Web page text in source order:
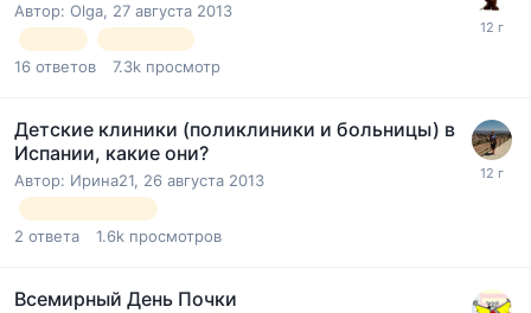
Автор: Olga, 27 августа 2013
16 ответов 7.3k просмотр
Детские клиники (поликлиники и больницы) в
Испании, какие они?
Автор: Ирина21, 26 августа 2013
2 ответа 1.6k просмотров
Всемирный День Почки